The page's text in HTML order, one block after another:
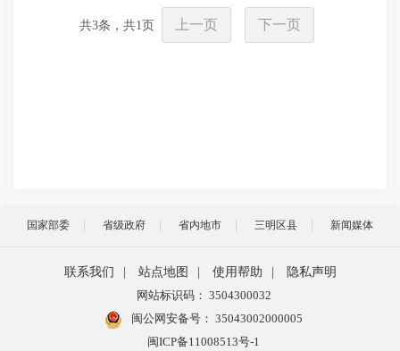
共3条，共1页 上一页 下一页
国家部委 省级政府 省内地市 三明区县 新闻媒体
联系我们 站点地图 使用帮助
隐私声明
网站标识码： 3504300032
闽公网安备号： 35043002000005
闽ICP备11008513号-1